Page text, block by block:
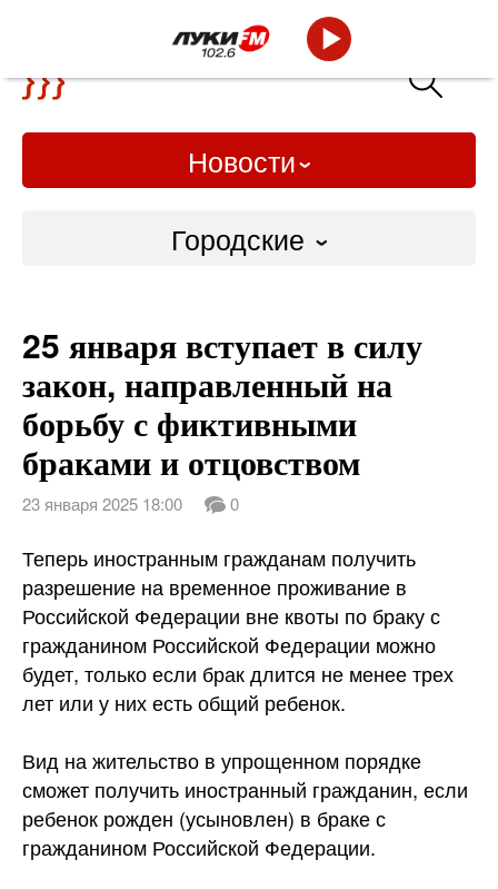
Новости
Городские
Слово Дело
Народные
ВТРК
25 января вступает в силу
закон, направленный на
борьбу с фиктивными
браками и отцовством
23 января 2025 18:00 0
Теперь иностранным гражданам получить
разрешение на временное проживание в
Российской Федерации вне квоты по браку с
гражданином Российской Федерации можно
будет, только если брак длится не менее трех
лет или у них есть общий ребенок.
Вид на жительство в упрощенном порядке
сможет получить иностранный гражданин, если
ребенок рожден (усыновлен) в браке с
гражданином Российской Федерации.